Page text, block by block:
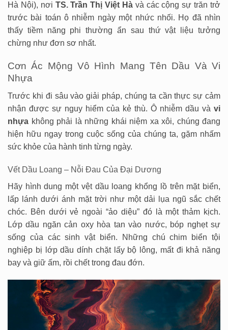
Hà Nội), nơi TS. Trần Thị Việt Hàvà các cộng sự trăn trở
trước bài toán ô nhiễm ngày một nhức nhối. Họ đã nhìn
thấy tiềm năng phi thường ẩn sau thứ vật liệu tưởng
chừng như đơn sơ nhất.
Cơn Ác Mộng Vô Hình Mang Tên Dầu Và Vi
Nhựa
Trước khi đi sâu vào giải pháp, chúng ta cần thực sự cảm
nhận được sự nguy hiểm của kẻ thù. Ô nhiễm dầu và vi
nhựa không phải là những khái niệm xa xôi, chúng đang
hiện hữu ngay trong cuộc sống của chúng ta, gặm nhấm
sức khỏe của hành tinh từng ngày.
Vết Dầu Loang – Nỗi Đau Của Đại Dương
Hãy hình dung một vệt dầu loang khổng lồ trên mặt biển,
lấp lánh dưới ánh mặt trời như một dải lụa ngũ sắc chết
chóc. Bên dưới vẻ ngoài “ảo diệu” đó là một thảm kịch.
Lớp dầu ngăn cản oxy hòa tan vào nước, bóp nghẹt sự
sống của các sinh vật biển. Những chú chim biển tội
nghiệp bị lớp dầu dính chặt lấy bộ lông, mất đi khả năng
bay và giữ ấm, rồi chết trong đau đớn.